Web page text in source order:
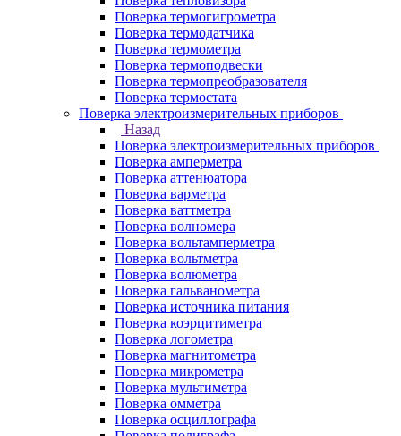
Поверка термогигрометра
Поверка термодатчика
Поверка термометра
Поверка термоподвески
Поверка термопреобразователя
Поверка термостата
Поверка электроизмерительных приборов
Назад
Поверка электроизмерительных приборов
Поверка амперметра
Поверка аттенюатора
Поверка варметра
Поверка ваттметра
Поверка волномера
Поверка вольтамперметра
Поверка вольтметра
Поверка волюметра
Поверка гальванометра
Поверка источника питания
Поверка коэрцитиметра
Поверка логометра
Поверка магнитометра
Поверка микрометра
Поверка мультиметра
Поверка омметра
Поверка осциллографа